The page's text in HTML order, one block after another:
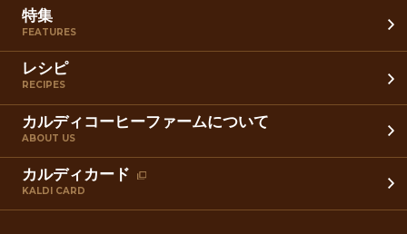
特集
FEATURES
レシピ
RECIPES
カルディコーヒーファームについて
ABOUT US
カルディカード
KALDI CARD